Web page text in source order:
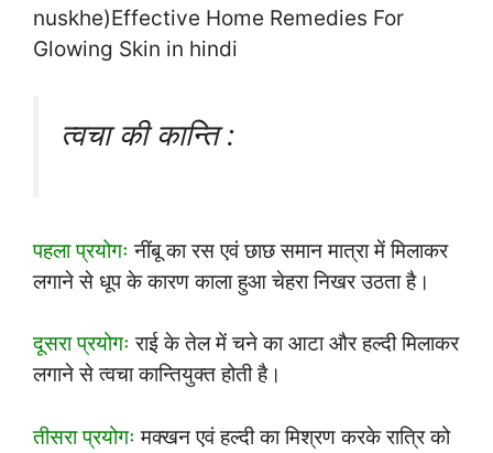
nuskhe)Effective Home Remedies For
Glowing Skin in hindi
त्वचा की कान्ति :
पहला प्रयोगः नींबू का रस एवं छाछ समान मात्रा में मिलाकर
लगाने से धूप के कारण काला हुआ चेहरा निखर उठता है।
दूसरा प्रयोगः राई के तेल में चने का आटा और हल्दी मिलाकर
लगाने से त्वचा कान्तियुक्त होती है।
तीसरा प्रयोगः मक्खन एवं हल्दी का मिश्रण करके रात्रि को